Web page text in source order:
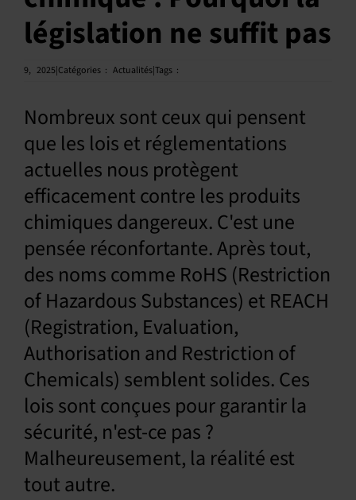
Français
législation ne suffit pas
9, 2025|Catégories : Actualités|Tags :
Nombreux sont ceux qui pensent
que les lois et réglementations
actuelles nous protègent
efficacement contre les produits
chimiques dangereux. C'est une
pensée réconfortante. Après tout,
des noms comme RoHS (Restriction
of Hazardous Substances) et REACH
(Registration, Evaluation,
Authorisation and Restriction of
Chemicals) semblent solides. Ces
lois sont conçues pour garantir la
sécurité, n'est-ce pas ?
Malheureusement, la réalité est
tout autre.